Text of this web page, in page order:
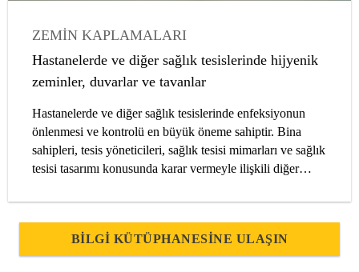
ZEMIN KAPLAMALARI
DUVAR KAPLAMALARI
HASTANELER
MAKALELER
MIMARLAR
Hastanelerde ve diğer sağlık tesislerinde hijyenik
zeminler, duvarlar ve tavanlar
Hastanelerde ve diğer sağlık tesislerinde enfeksiyonun
önlenmesi ve kontrolü en büyük öneme sahiptir. Bina
sahipleri, tesis yöneticileri, sağlık tesisi mimarları ve sağlık
tesisi tasarımı konusunda karar vermeyle ilişkili diğer
nasıl kullanıldığını dikkate alması gereklidir.
BILGI KÜTÜPHANESINE ULAŞIN